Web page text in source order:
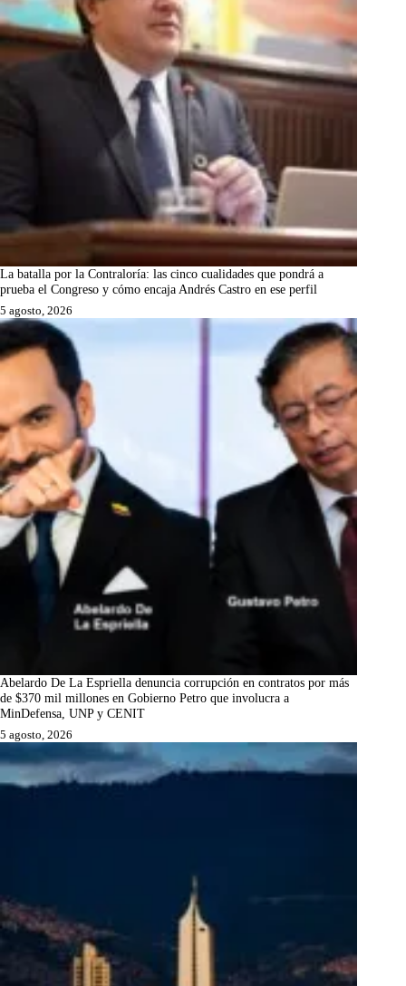
La batalla por la Contraloría: las cinco cualidades que pondrá a
prueba el Congreso y cómo encaja Andrés Castro en ese perfil
5 agosto, 2026
Abelardo De La Espriella denuncia corrupción en contratos por más
de $370 mil millones en Gobierno Petro que involucra a
MinDefensa, UNP y CENIT
5 agosto, 2026